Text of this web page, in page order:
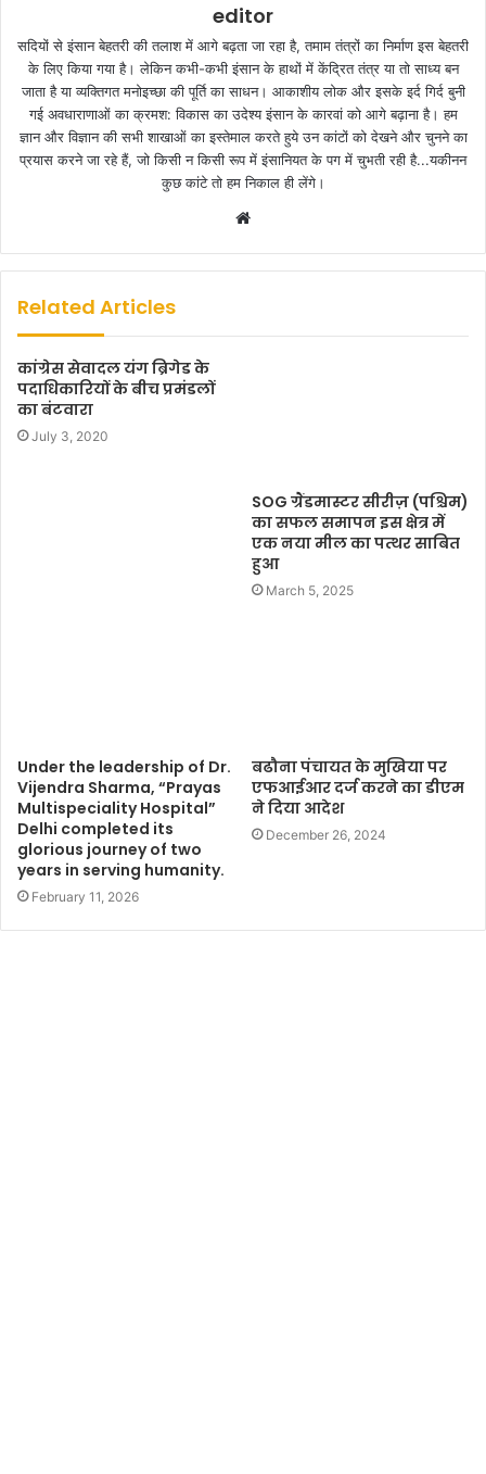
editor
सदियों से इंसान बेहतरी की तलाश में आगे बढ़ता जा रहा है, तमाम तंत्रों का निर्माण इस बेहतरी
के लिए किया गया है। लेकिन कभी-कभी इंसान के हाथों में केंद्रित तंत्र या तो साध्य बन
जाता है या व्यक्तिगत मनोइच्छा की पूर्ति का साधन। आकाशीय लोक और इसके इर्द गिर्द बुनी
गई अवधाराणाओं का क्रमश: विकास का उदेश्य इंसान के कारवां को आगे बढ़ाना है। हम
ज्ञान और विज्ञान की सभी शाखाओं का इस्तेमाल करते हुये उन कांटों को देखने और चुनने का
प्रयास करने जा रहे हैं, जो किसी न किसी रूप में इंसानियत के पग में चुभती रही है...यकीनन
कुछ कांटे तो हम निकाल ही लेंगे।
b
Related Articles
कांग्रेस सेवादल यंग ब्रिगेड के
पदाधिकारियों के बीच प्रमंडलों
का बंटवारा
July 3, 2020
SOG ग्रैंडमास्टर सीरीज़ (पश्चिम)
का सफल समापन इस क्षेत्र में
एक नया मील का पत्थर साबित
हुआ
March 5, 2025
Under the leadership of Dr.
Vijendra Sharma, “Prayas
Multispeciality Hospital”
Delhi completed its
glorious journey of two
years in serving humanity.
February 11, 2026
बढौना पंचायत के मुखिया पर
एफआईआर दर्ज करने का डीएम
ने दिया आदेश
December 26, 2024